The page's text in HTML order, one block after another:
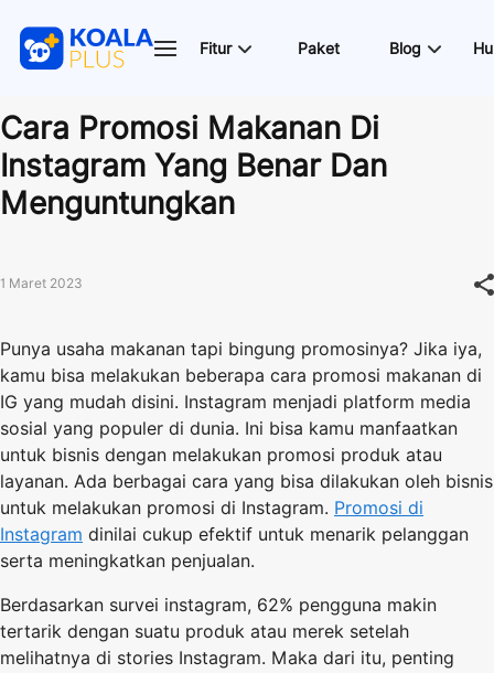
Fitur Paket Blog
Cara Promosi Makanan Di
Instagram Yang Benar Dan
Menguntungkan
1 Maret 2023
Punya usaha makanan tapi bingung promosinya? Jika iya,
kamu bisa melakukan beberapa cara promosi makanan di
IG yang mudah disini. Instagram menjadi platform media
sosial yang populer di dunia. Ini bisa kamu manfaatkan
untuk bisnis dengan melakukan promosi produk atau
layanan. Ada berbagai cara yang bisa dilakukan oleh bisnis
untuk melakukan promosi di Instagram. Promosi di
Instagram dinilai cukup efektif untuk menarik pelanggan
serta meningkatkan penjualan.
Berdasarkan survei instagram, 62% pengguna makin
tertarik dengan suatu produk atau merek setelah
melihatnya di stories Instagram. Maka dari itu, penting